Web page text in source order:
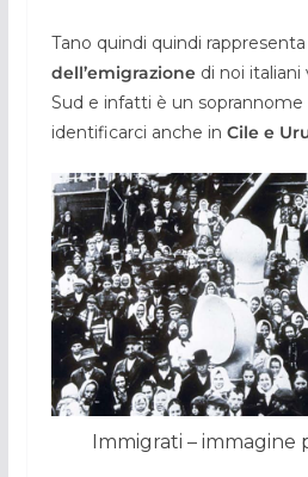
Tano quindi quindi rappresenta
dell’emigrazionedi noi italiani
Sud e infatti è un soprannome
identificarci anche in Cile e
Immigrati – immagine